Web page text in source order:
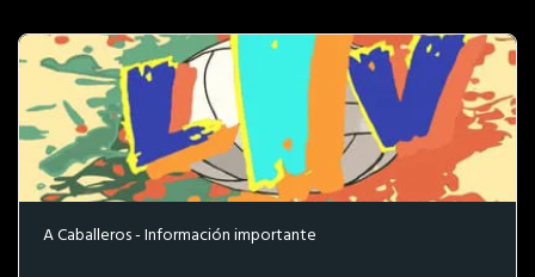
A Caballeros - Información importante